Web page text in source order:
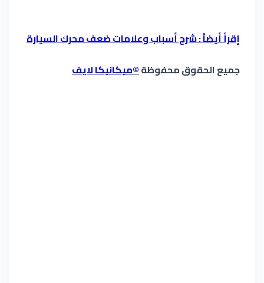
إقرأ أيضاً : شرح أسباب وعلامات ضعف محرك السيارة
جميع الحقوق محفوظة©ميكانيكا لايف